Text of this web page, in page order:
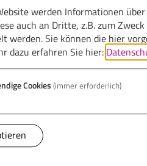
E-Mail
werden Informationen
auch an Dritte, z.B. zum
werden. Sie können die hier
dazu erfahren Sie hier:
Cookies (immer erforderlich)